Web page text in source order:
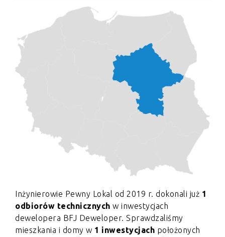
Inżynierowie Pewny Lokal od 2019 r. dokonali już 1
odbiorów technicznych w inwestycjach
dewelopera BFJ Deweloper. Sprawdzaliśmy
mieszkania i domy w 1 inwestycjach położonych